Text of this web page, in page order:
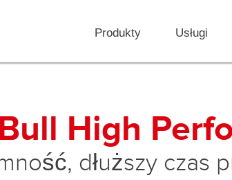
Produkty Usługi
High
dłuższy czas